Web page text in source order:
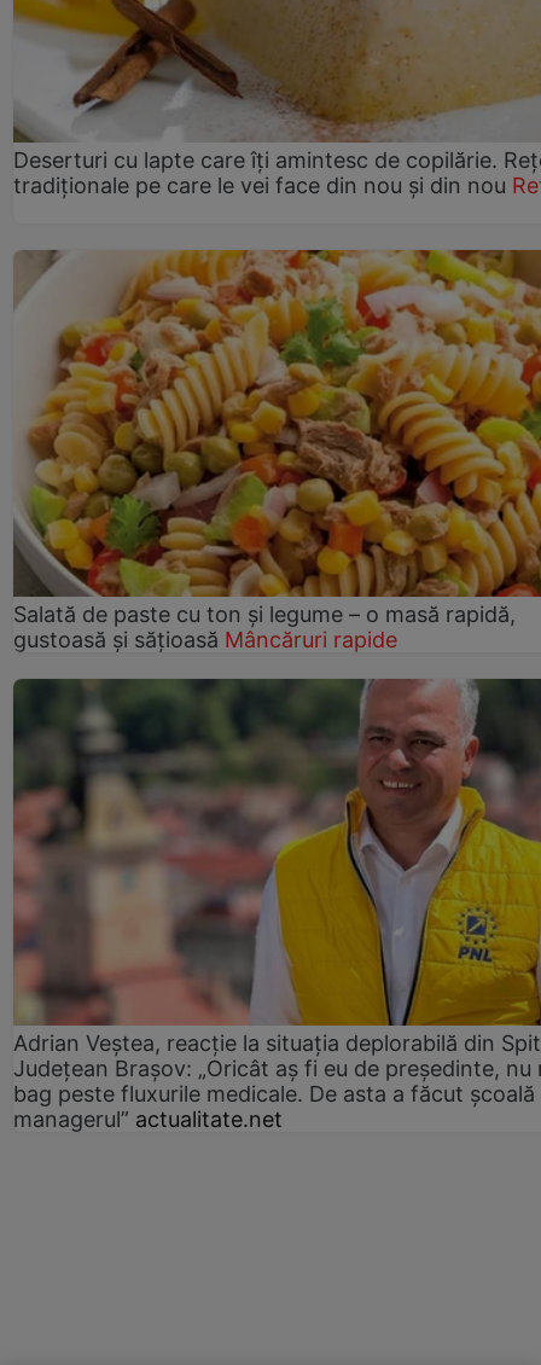
Deserturi cu lapte care îți amintesc de copilărie.
tradiționale pe care le vei face din nou și din nou
Salată de paste cu ton și legume – o masă rapidă,
gustoasă și sățioasă Mâncăruri rapide
Adrian Veștea, reacție la situația deplorabilă din
Județean Brașov: „Oricât aș fi eu de președinte, nu
bag peste fluxurile medicale. De asta a făcut școală
managerul” actualitate.net